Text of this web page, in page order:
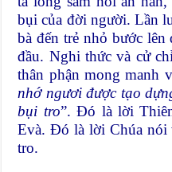
bụi của đời người. Lần
bà đến trẻ nhỏ bước lên
đầu. Nghi thức và cử
thân phận mong manh
nhớ ngươi được tạo
bụi tro”. Đó là lời
Evà. Đó là lời Chúa
tro.